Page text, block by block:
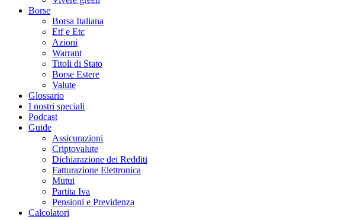
Borse
Borsa Italiana
Etf e Etc
Azioni
Warrant
Titoli di Stato
Borse Estere
Valute
Glossario
I nostri speciali
Podcast
Guide
Assicurazioni
Criptovalute
Dichiarazione dei Redditi
Fatturazione Elettronica
Mutui
Partita Iva
Pensioni e Previdenza
Calcolatori